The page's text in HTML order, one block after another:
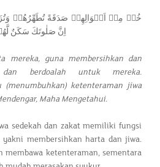
خُذۡ مِنۡ اَمۡوَالِهِمۡ صَدَقَةً تُطَهِّرُهُمۡ
اِنَّ صَلٰوتَكَ سَكَنٌ
mereka, guna membersihkan dan
dan berdoalah untuk mereka.
(menumbuhkan) ketenteraman jiwa
Maha Mengetahui.
sedekah dan zakat memiliki fungsi
membersihkan harta dan jiwa.
membawa ketenteraman, sementara